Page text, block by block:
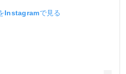
Instagramで見る